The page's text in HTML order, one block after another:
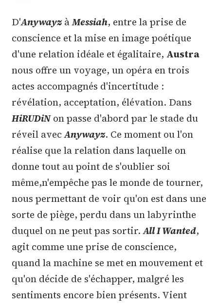
D'AnywayzàMessiah, entre la prise de
conscience et la mise en image poétique
d'une relation idéale et égalitaire, Austra
nous offre un voyage, un opéra en trois
actes accompagnés d'incertitude :
révélation, acceptation, élévation. Dans
HiRUDiNon passe d'abord par le stade du
réveil avecAnywayz. Ce moment ou l'on
réalise que la relation dans laquelle on
donne tout au point de s'oublier soi
même,n'empêche pas le monde de tourner,
nous permettant de voir qu'on est dans une
sorte de piège, perdu dans un labyrinthe
duquel on ne peut pas sortir.All I Wanted,
agit comme une prise de conscience,
quand la machine se met en mouvement et
qu'on décide de s'échapper, malgré les
sentiments encore bien présents. Vient